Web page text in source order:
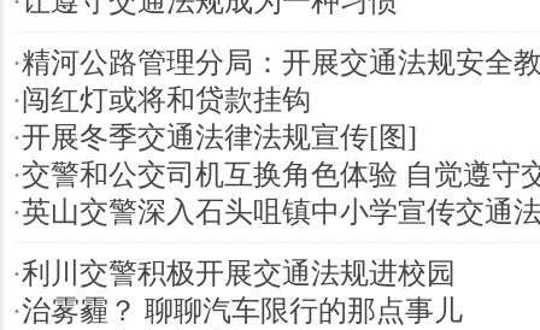
·精河公路管理分局：开展交通法规安全
·闯红灯或将和贷款挂钩
·开展冬季交通法律法规宣传[图]
·交警和公交司机互换角色体验 自觉遵守
·英山交警深入石头咀镇中小学宣传交通
·利川交警积极开展交通法规进校园
·治雾霾？ 聊聊汽车限行的那点事儿